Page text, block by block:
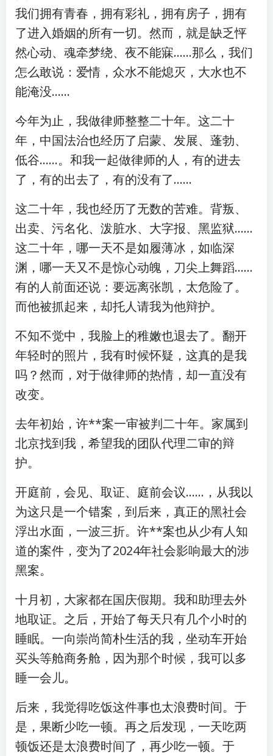
我们拥有青春，拥有彩礼，拥有房子，拥有
了进入婚姻的所有一切。然而，就是缺乏怦
然心动、魂牵梦绕、夜不能寐……那么，我们
怎么敢说：爱情，众水不能熄灭，大水也不
能淹没……
今年为止，我做律师整整二十年。这二十
年，中国法治也经历了启蒙、发展、蓬勃、
低谷……。和我一起做律师的人，有的进去
了，有的出去了，有的没有了……
这二十年，我也经历了无数的苦难。背叛、
出卖、污名化、泼脏水、大字报、黑监狱……
这二十年，哪一天不是如履薄冰，如临深
渊，哪一天又不是惊心动魄，刀尖上舞蹈……
有的人前面还说：要远离张凯，太危险了。
而他被抓起来，却托人请我为他辩护。
不知不觉中，我脸上的稚嫩也退去了。翻开
年轻时的照片，我有时候怀疑，这真的是我
吗？然而，对于做律师的热情，却一直没有
改变。
去年初始，许**案一审被判二十年。家属到
北京找到我，希望我的团队代理二审的辩
护。
开庭前，会见、取证、庭前会议……，从我以
为这只是一个错案，到后来，真正的黑社会
浮出水面，一波三折。许**案也从少有人知
道的案件，变为了2024年社会影响最大的涉
黑案。
十月初，大家都在国庆假期。我和助理去外
地取证。之后，开始了每天只有几个小时的
睡眠。一向崇尚简朴生活的我，坐动车开始
买头等舱商务舱，因为那个时候，我可以多
睡一会儿。
后来，我觉得吃饭这件事也太浪费时间。于
是，果断少吃一顿。再之后发现，一天吃两
顿饭还是太浪费时间了，再少吃一顿。于